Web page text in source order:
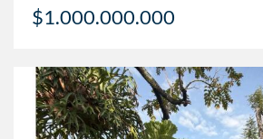
$1.000.000.000